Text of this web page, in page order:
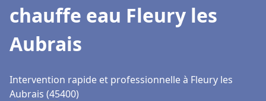
chauffe eau Fleury les
Aubrais
Intervention rapide et professionnelle à Fleury les
Aubrais (45400)